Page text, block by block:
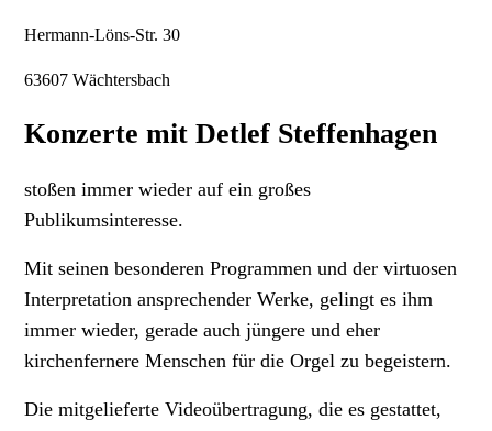
Hermann-Löns-Str. 30
63607 Wächtersbach
Konzerte mit Detlef Steffenhagen
stoßen immer wieder auf ein großes
Publikumsinteresse.
Mit seinen besonderen Programmen und der virtuosen
Interpretation ansprechender Werke, gelingt es ihm
immer wieder, gerade auch jüngere undeher
kirchenfernere Menschen für die Orgel zu begeistern.
Die mitgelieferte Videoübertragung, die es gestattet,